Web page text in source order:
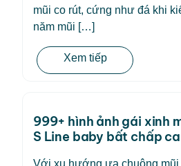
mũi co rút, cứng như đá khi
năm mũi […]
Xem tiếp
999+ hình ảnh gái xinh
S Line baby bất chấp
Với xu hướng ưa chuộng mũi